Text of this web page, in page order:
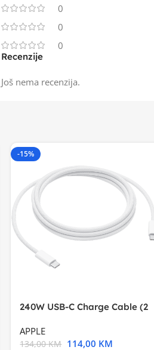
0
0
0
Recenzije
Još nema recenzija.
-15%
240W USB-C Charge Cable (2
APPLE
134,00KM 114,00 KM